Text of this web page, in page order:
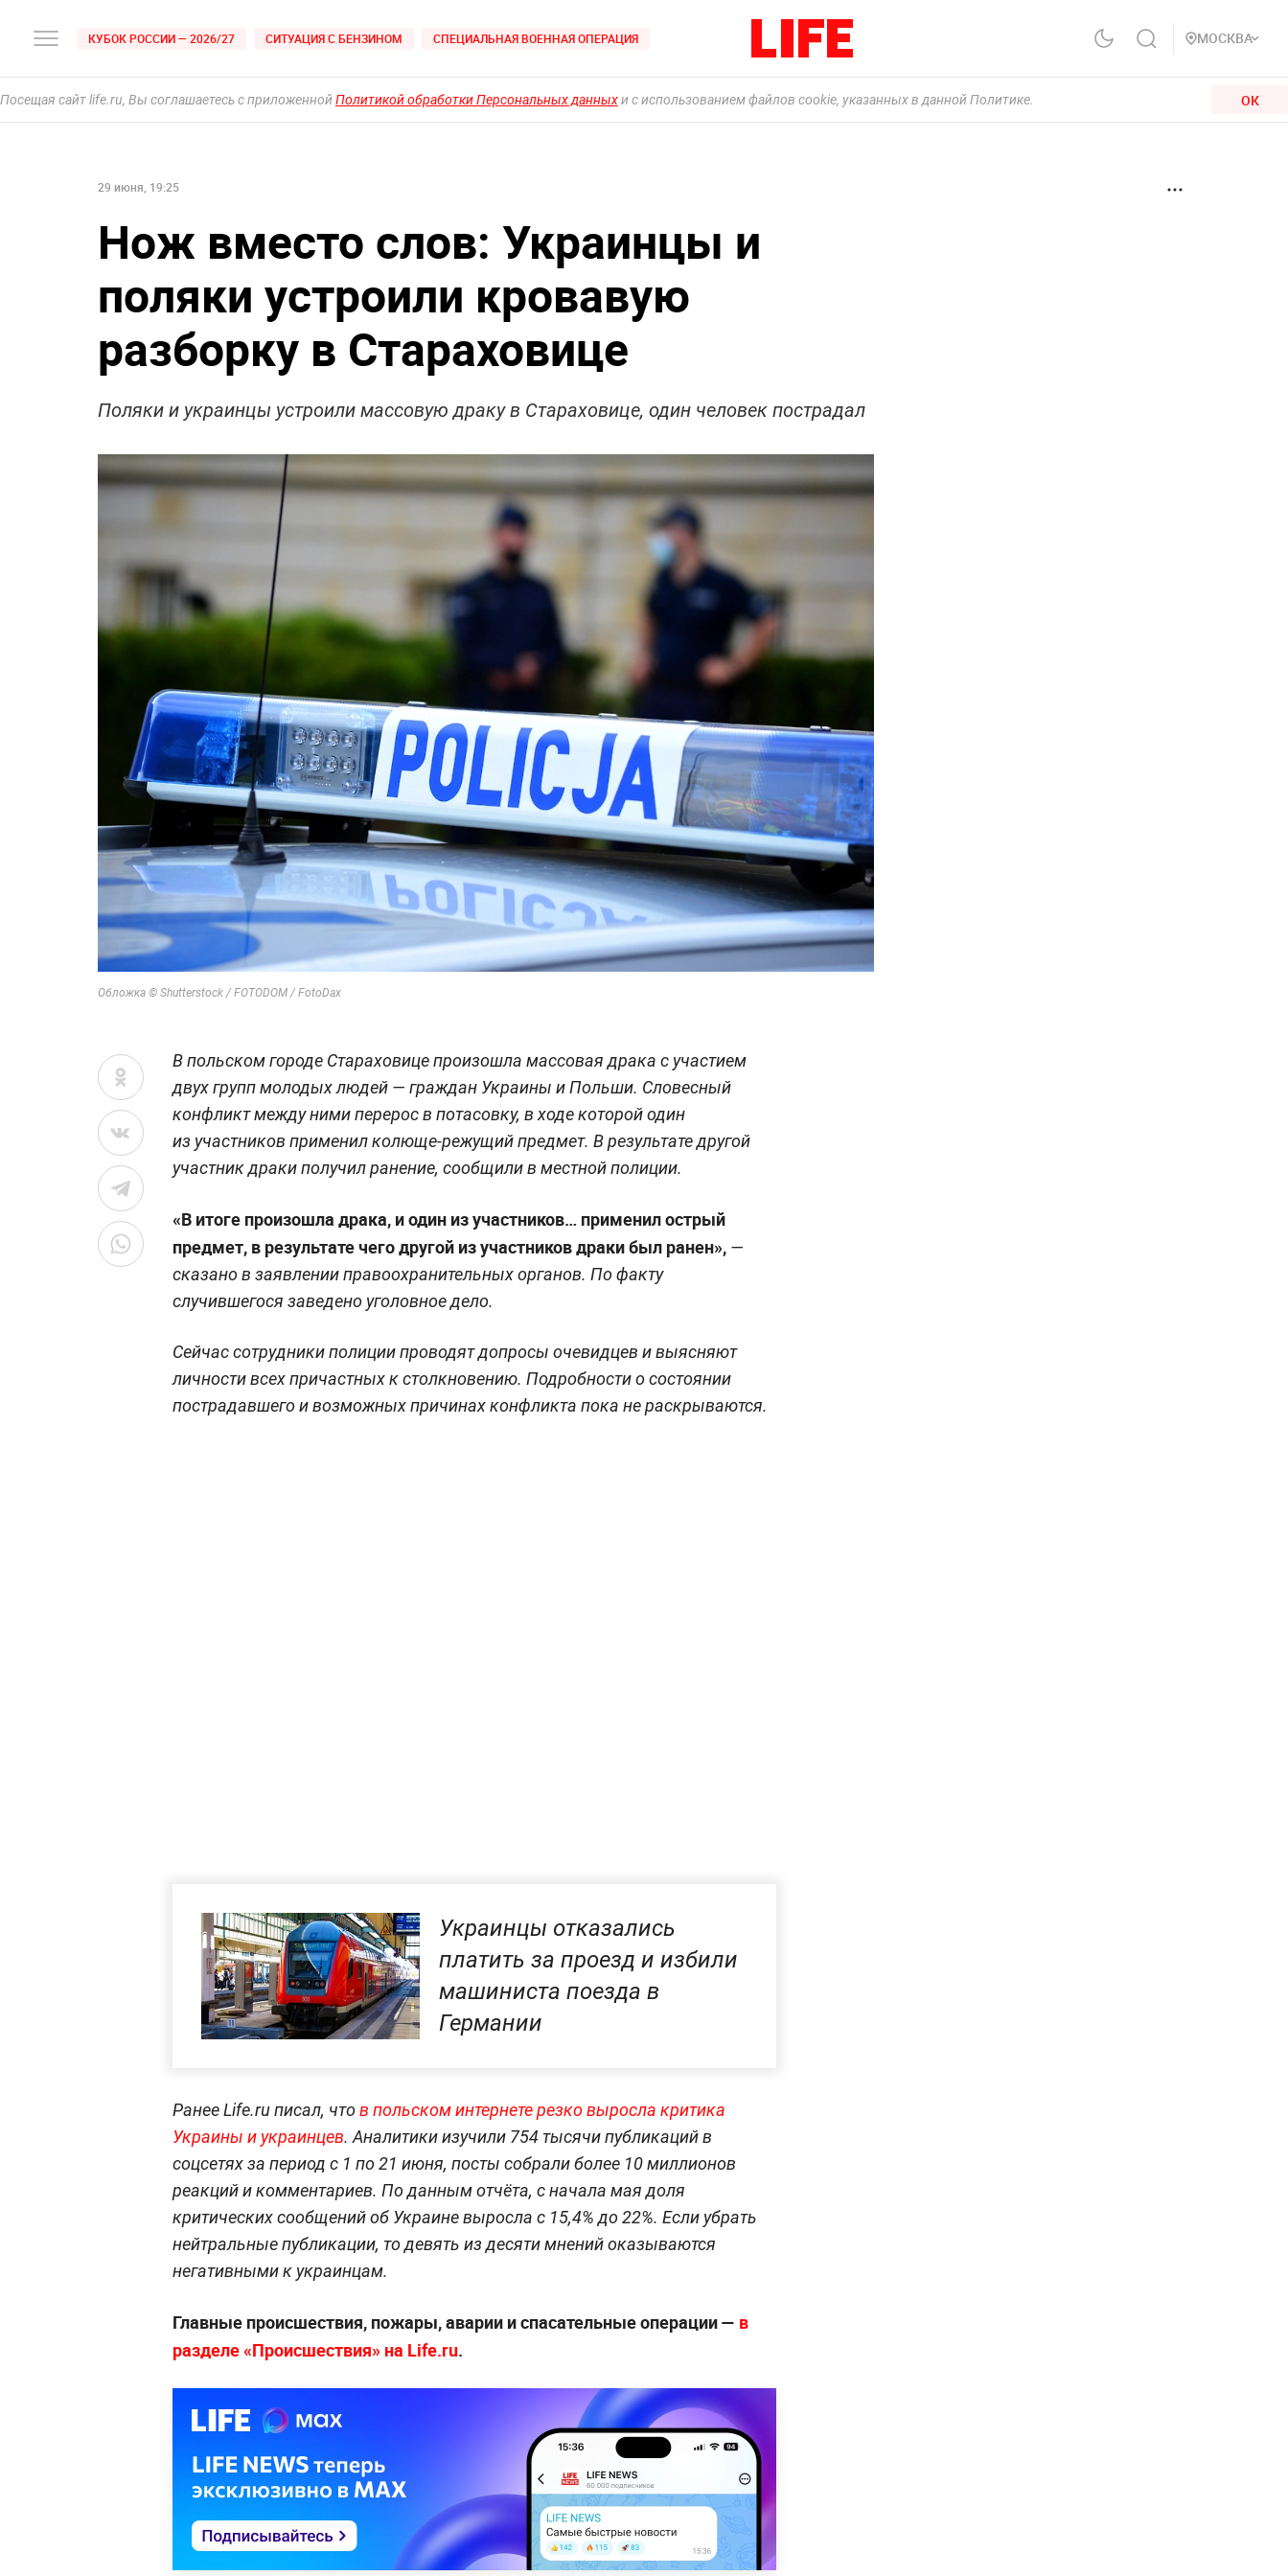
КУБОК РОССИИ — 2026/27 СИТУАЦИЯ С БЕНЗИНОМ СПЕЦИАЛЬНАЯ ВОЕННАЯ ОПЕРАЦИЯ МОСКВА
Посещая сайт life.ru, Вы соглашаетесь с приложеннойПолитикой обработки Персональных данныхи с использованием файлов cookie, указанных в данной Политике. ОК
29 июня, 19:25
Нож вместо слов: Украинцы и
поляки устроили кровавую
разборку в Стараховице
Поляки и украинцы устроили массовую драку в Стараховице, один человек пострадал
Обложка © Shutterstock / FOTODOM / FotoDax
В польском городе Стараховице произошла массовая драка с участием
двух групп молодых людей — граждан Украины и Польши. Словесный
конфликт между ними перерос в потасовку, в ходе которой один
из участников применил колюще-режущий предмет. В результате другой
участник драки получил ранение, сообщили в местной полиции.
«В итоге произошла драка, и один из участников… применил острый
предмет, в результате чего другой из участников драки был ранен», —
сказано в заявлении правоохранительных органов. По факту
случившегося заведено уголовное дело.
Сейчас сотрудники полиции проводят допросы очевидцев и выясняют
личности всех причастных к столкновению. Подробности о состоянии
пострадавшего и возможных причинах конфликта пока не раскрываются.
Украинцы отказались
платить за проезд и избили
машиниста поезда в
Германии
Ранее Life.ru писал, чтов польском интернете резко выросла критика
Украины и украинцев. Аналитики изучили 754 тысячи публикаций в
соцсетях за период с 1 по 21 июня, посты собрали более 10 миллионов
реакций и комментариев. По данным отчёта, с начала мая доля
критических сообщений об Украине выросла с 15,4% до 22%. Если убрать
нейтральные публикации, то девять из десяти мнений оказываются
негативными к украинцам.
Главные происшествия, пожары, аварии и спасательные операции — в
разделе «Происшествия» на Life.ru.